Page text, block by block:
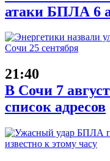
атаки БПЛА 6
21:40
В Сочи 7
список адресов